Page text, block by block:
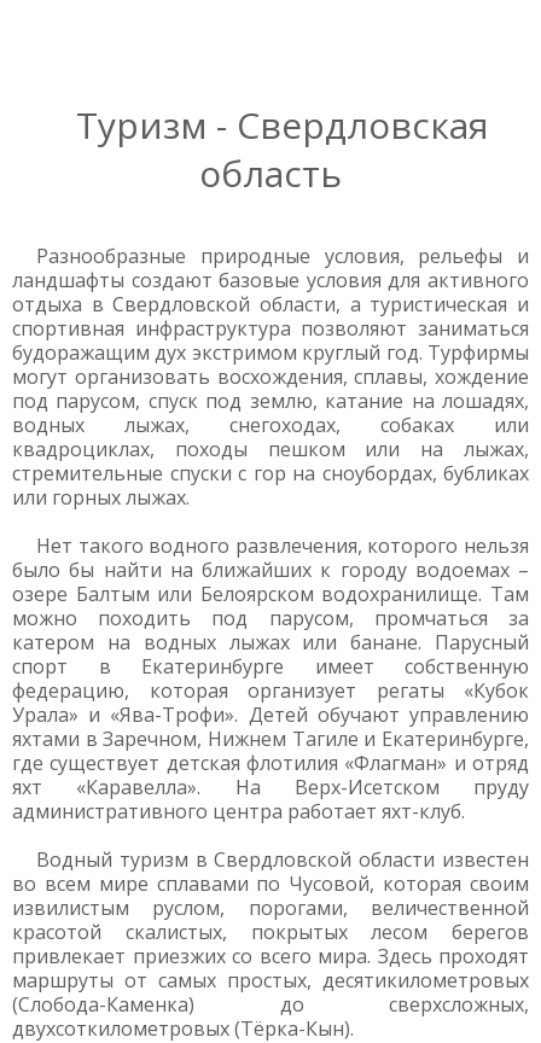
Туризм - Свердловская
область
Разнообразные природные условия, рельефы и
ландшафты создают базовые условия для активного
отдыха в Свердловской области, а туристическая и
спортивная инфраструктура позволяют заниматься
будоражащим дух экстримом круглый год. Турфирмы
могут организовать восхождения, сплавы, хождение
под парусом, спуск под землю, катание на лошадях,
водных лыжах, снегоходах, собаках или
квадроциклах, походы пешком или на лыжах,
стремительные спуски с гор на сноубордах, бубликах
или горных лыжах.
Нет такого водного развлечения, которого нельзя
было бы найти на ближайших к городу водоемах –
озере Балтым или Белоярском водохранилище. Там
можно походить под парусом, промчаться за
катером на водных лыжах или банане. Парусный
спорт в Екатеринбурге имеет собственную
федерацию, которая организует регаты «Кубок
Урала» и «Ява-Трофи». Детей обучают управлению
яхтами в Заречном, Нижнем Тагиле и Екатеринбурге,
где существует детская флотилия «Флагман» и отряд
яхт «Каравелла». На Верх-Исетском пруду
административного центра работает яхт-клуб.
Водный туризм в Свердловской области известен
во всем мире сплавами по Чусовой, которая своим
извилистым руслом, порогами, величественной
красотой скалистых, покрытых лесом берегов
привлекает приезжих со всего мира. Здесь проходят
маршруты от самых простых, десятикилометровых
(Слобода-Каменка) до сверхсложных,
двухсоткилометровых (Тёрка-Кын).